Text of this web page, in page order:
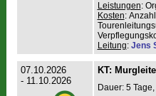
Leistungen:
Kosten:
Leitung: Jens
07.10.2026
- 11.10.2026
KT:
Dauer: 5